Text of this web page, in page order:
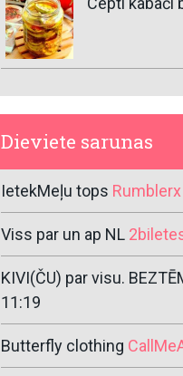
Dieviete sarunas
IetekMeļu tops Rumblerx
Viss par un ap NL
KIVI(ČU) par visu.
11:19
Butterfly clothing